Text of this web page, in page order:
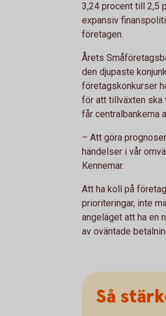
3,24 procent till 2,5
expansiv
företagen.
Årets
den djupaste
företagskonkurser
för att tillväxten ska
får centralbankerna
– Att göra
händelser i vår
Kennemar.
Att ha koll på
prioriteringar, inte
angeläget att ha en
av oväntade
Så